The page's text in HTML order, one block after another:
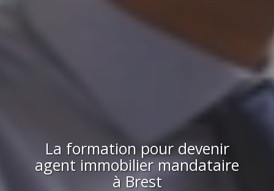
La formation pour devenir
agent immobilier mandataire
à Brest